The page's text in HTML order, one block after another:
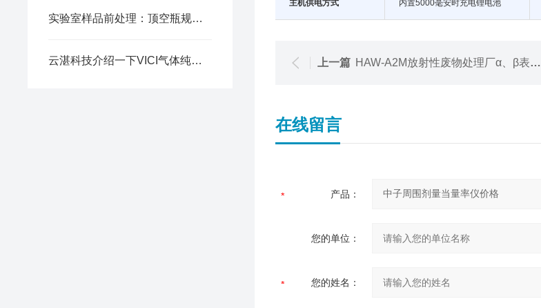
实验室样品前处理：顶空瓶规范操作
云湛科技介绍一下VICI气体纯化器的工作原理
主机供电方式 内置5000毫安时充电锂电池
上一篇 HAW-A2M放射性废物处理厂α、β表面污染仪
在线留言
产品：
您的单位：
您的姓名：